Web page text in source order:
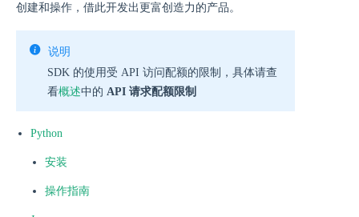
创建和操作，借此开发出更富创造力的产品。
说明
SDK 的使用受 API 访问配额的限制，具体请查
看概述中的 API 请求配额限制
Python
安装
操作指南